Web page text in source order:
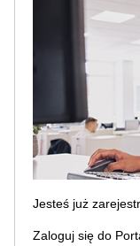
Jesteś już
Zaloguj się do